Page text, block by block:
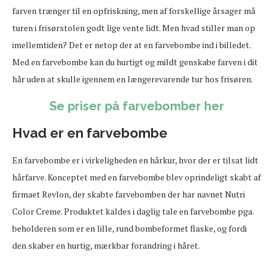
farven trænger til en opfriskning, men af forskellige årsager må
turen i frisørstolen godt lige vente lidt. Men hvad stiller man op
imellemtiden? Det er netop der at en farvebombe ind i billedet.
Med en farvebombe kan du hurtigt og mildt genskabe farven i dit
hår uden at skulle igennem en længerevarende tur hos frisøren.
Se priser på farvebomber her
Hvad er en farvebombe
En farvebombe er i virkeligheden en hårkur, hvor der er tilsat lidt
hårfarve. Konceptet med en farvebombe blev oprindeligt skabt af
firmaet Revlon, der skabte farvebomben der har navnet Nutri
Color Creme. Produktet kaldes i daglig tale en farvebombe pga.
beholderen som er en lille, rund bombeformet flaske, og fordi
den skaber en hurtig, mærkbar forandring i håret.